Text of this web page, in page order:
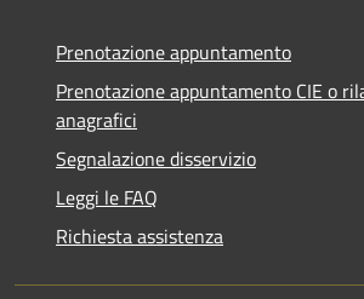
Prenotazione appuntamento
Prenotazione appuntamento CIE o
anagrafici
Segnalazione disservizio
Leggi le FAQ
Richiesta assistenza